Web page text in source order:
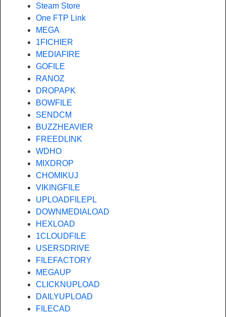
Steam Store
One FTP Link
MEGA
1FICHIER
MEDIAFIRE
GOFILE
RANOZ
DROPAPK
BOWFILE
SENDCM
BUZZHEAVIER
FREEDLINK
WDHO
MIXDROP
CHOMIKUJ
VIKINGFILE
UPLOADFILEPL
DOWNMEDIALOAD
HEXLOAD
1CLOUDFILE
USERSDRIVE
FILEFACTORY
MEGAUP
CLICKNUPLOAD
DAILYUPLOAD
FILECAD